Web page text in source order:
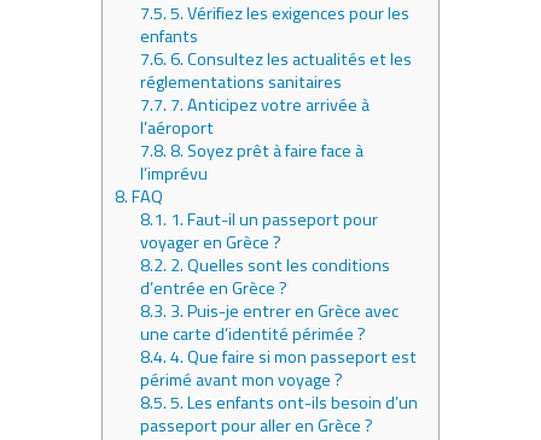
7.5.5. Vérifiez les exigences pour les
enfants
7.6.6. Consultez les actualités et les
réglementations sanitaires
7.7. 7. Anticipez votre arrivée à
l’aéroport
7.8.8. Soyez prêt à faire face à
l’imprévu
8.FAQ
8.1. 1. Faut-il un passeport pour
voyager en Grèce ?
8.2. 2. Quelles sont les conditions
d’entrée en Grèce ?
8.3. 3. Puis-je entrer en Grèce avec
une carte d’identité périmée ?
8.4.4. Que faire si mon passeport est
périmé avant mon voyage ?
8.5.5. Les enfants ont-ils besoin d’un
passeport pour aller en Grèce ?